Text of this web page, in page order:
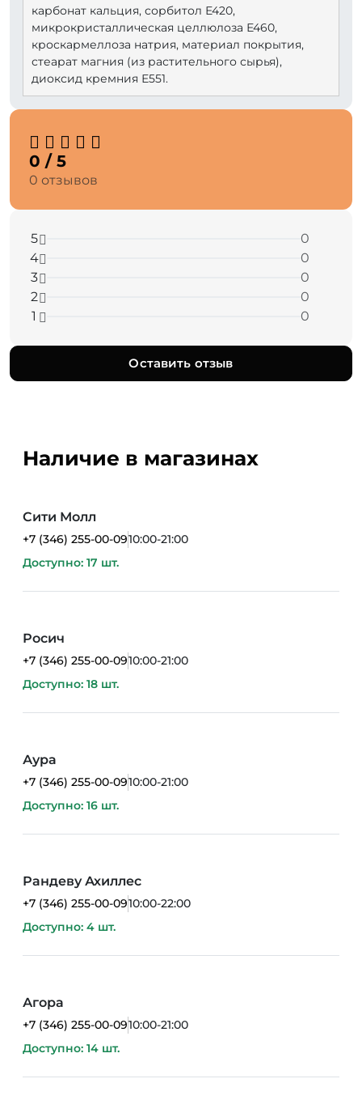
карбонат кальция, сорбитол Е420,
микрокристаллическая целлюлоза Е460,
кроскармеллоза натрия, материал покрытия,
стеарат магния (из растительного сырья),
диоксид кремния Е551.
0 / 5
0 отзывов
5
0
4
0
3
0
2
0
1
0
Оставить отзыв
Наличие в магазинах
Сити Молл
+7 (346) 255-00-0910:00-21:00
Доступно: 17 шт.
Росич
+7 (346) 255-00-0910:00-21:00
Доступно: 18 шт.
Аура
+7 (346) 255-00-0910:00-21:00
Доступно: 16 шт.
Рандеву Ахиллес
+7 (346) 255-00-0910:00-22:00
Доступно: 4 шт.
Агора
+7 (346) 255-00-0910:00-21:00
Доступно: 14 шт.